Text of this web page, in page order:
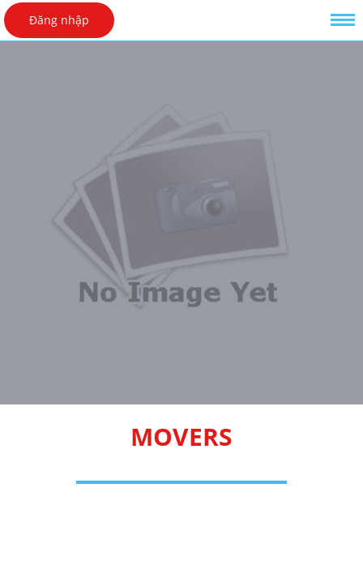
Đăng nhập
MOVERS